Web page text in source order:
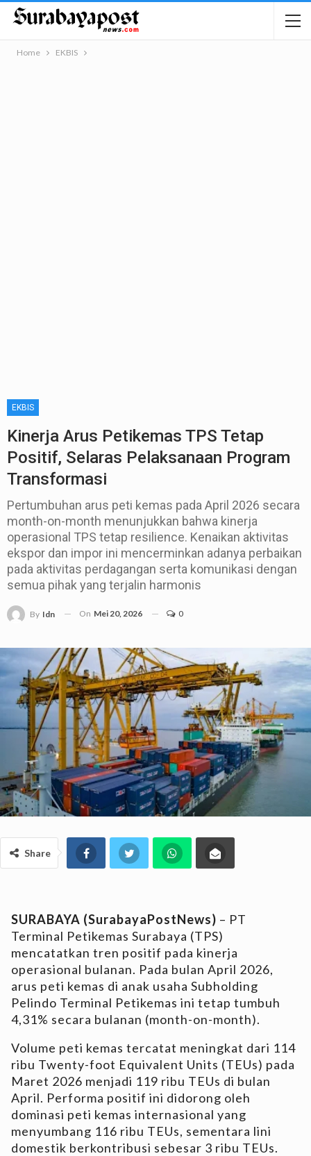
Home EKBIS
EKBIS
Kinerja Arus Petikemas TPS Tetap
Positif, Selaras Pelaksanaan Program
Transformasi
Pertumbuhan arus peti kemas pada April 2026 secara
month-on-month menunjukkan bahwa kinerja
operasional TPS tetap resilience. Kenaikan aktivitas
ekspor dan impor ini mencerminkan adanya perbaikan
pada aktivitas perdagangan serta komunikasi dengan
semua pihak yang terjalin harmonis
By Idn On Mei 20, 2026 0
Share
SURABAYA (SurabayaPostNews) – PT
Terminal Petikemas Surabaya (TPS)
mencatatkan tren positif pada kinerja
operasional bulanan. Pada bulan April 2026,
arus peti kemas di anak usaha Subholding
Pelindo Terminal Petikemas ini tetap tumbuh
4,31% secara bulanan (month-on-month).
Volume peti kemas tercatat meningkat dari 114
ribu Twenty-foot Equivalent Units (TEUs) pada
Maret 2026 menjadi 119 ribu TEUs di bulan
April. Performa positif ini didorong oleh
dominasi peti kemas internasional yang
menyumbang 116 ribu TEUs, sementara lini
domestik berkontribusi sebesar 3 ribu TEUs.